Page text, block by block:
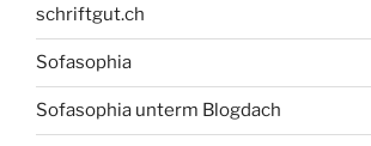
schriftgut.ch
Sofasophia
Sofasophia unterm Blogdach